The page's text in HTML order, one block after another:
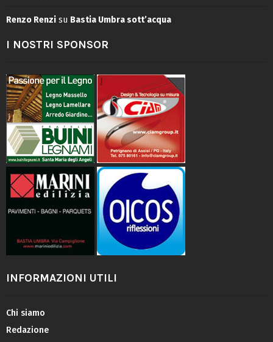
Renzo Renzi su Bastia Umbra sott’acqua
I NOSTRI SPONSOR
INFORMAZIONI UTILI
Chi siamo
Redazione